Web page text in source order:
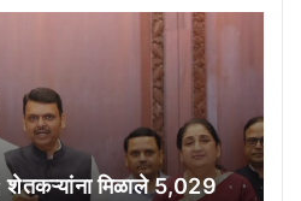
शेतकऱ्यांना मिळाले 5,029